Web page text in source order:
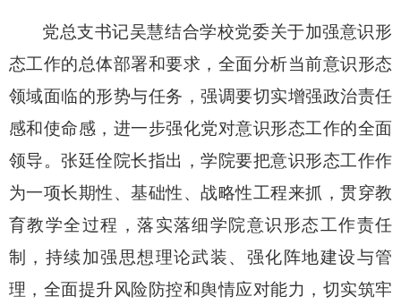
党总支书记吴慧结合学校党委关于加强意识形
态工作的总体部署和要求，全面分析当前意识形态
领域面临的形势与任务，强调要切实增强政治责任
感和使命感，进一步强化党对意识形态工作的全面
领导。张廷佺院长指出，学院要把意识形态工作作
为一项长期性、基础性、战略性工程来抓，贯穿教
育教学全过程，落实落细学院意识形态工作责任
制，持续加强思想理论武装、强化阵地建设与管
理，全面提升风险防控和舆情应对能力，切实筑牢